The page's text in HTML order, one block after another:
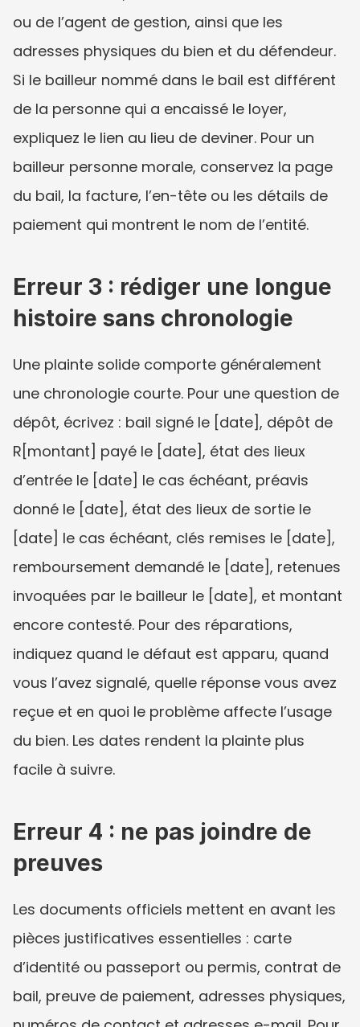
ou de l’agent de gestion, ainsi que les
adresses physiques du bien et du défendeur.
Si le bailleur nommé dans le bail est différent
de la personne qui a encaissé le loyer,
expliquez le lien au lieu de deviner. Pour un
bailleur personne morale, conservez la page
du bail, la facture, l’en-tête ou les détails de
paiement qui montrent le nom de l’entité.
Erreur 3 : rédiger une longue
histoire sans chronologie
Une plainte solide comporte généralement
une chronologie courte. Pour une question de
dépôt, écrivez : bail signé le [date], dépôt de
R[montant] payé le [date], état des lieux
d’entrée le [date] le cas échéant, préavis
donné le [date], état des lieux de sortie le
[date] le cas échéant, clés remises le [date],
remboursement demandé le [date], retenues
invoquées par le bailleur le [date], et montant
encore contesté. Pour des réparations,
indiquez quand le défaut est apparu, quand
vous l’avez signalé, quelle réponse vous avez
reçue et en quoi le problème affecte l’usage
du bien. Les dates rendent la plainte plus
facile à suivre.
Erreur 4 : ne pas joindre de
preuves
Les documents officiels mettent en avant les
pièces justificatives essentielles : carte
d’identité ou passeport ou permis, contrat de
bail, preuve de paiement, adresses physiques,